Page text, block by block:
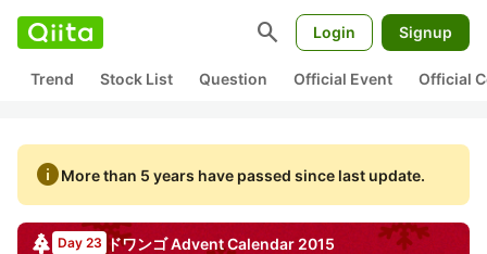
search Login Signup
Trend Stock List Question Official Event Official
infoMore than 5 years have passed since last update.
Day 23 ドワンゴAdvent Calendar 2015